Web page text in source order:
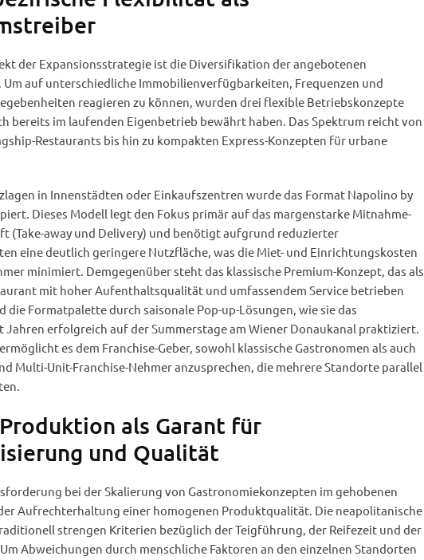
der Expansionsstrategie ist die Diversifikation der angebotenen
auf unterschiedliche Immobilienverfügbarkeiten, Frequenzen und
reagieren zu können, wurden drei flexible Betriebskonzepte
bereits im laufenden Eigenbetrieb bewährt haben. Das Spektrum reicht von
Restaurants bis hin zu kompakten Express-Konzepten für urbane
in Innenstädten oder Einkaufszentren wurde das Format Napolino by
Dieses Modell legt den Fokus primär auf das margenstarke Mitnahme-
(Take-away und Delivery) und benötigt aufgrund reduzierter
eine deutlich geringere Nutzfläche, was die Miet- und Einrichtungskosten
minimiert. Demgegenüber steht das klassische Premium-Konzept, das als
mit hoher Aufenthaltsqualität und umfassendem Service betrieben
die Formatpalette durch saisonale Pop-up-Lösungen, wie sie das
Jahren erfolgreich auf der Summerstage am Wiener Donaukanal praktiziert.
es dem Franchise-Geber, sowohl klassische Gastronomen als auch
Multi-Unit-Franchise-Nehmer anzusprechen, die mehrere Standorte parallel
als Garant für
und Qualität
bei der Skalierung von Gastronomiekonzepten im gehobenen
Aufrechterhaltung einer homogenen Produktqualität. Die neapolitanische
strengen Kriterien bezüglich der Teigführung, der Reifezeit und der
Abweichungen durch menschliche Faktoren an den einzelnen Standorten